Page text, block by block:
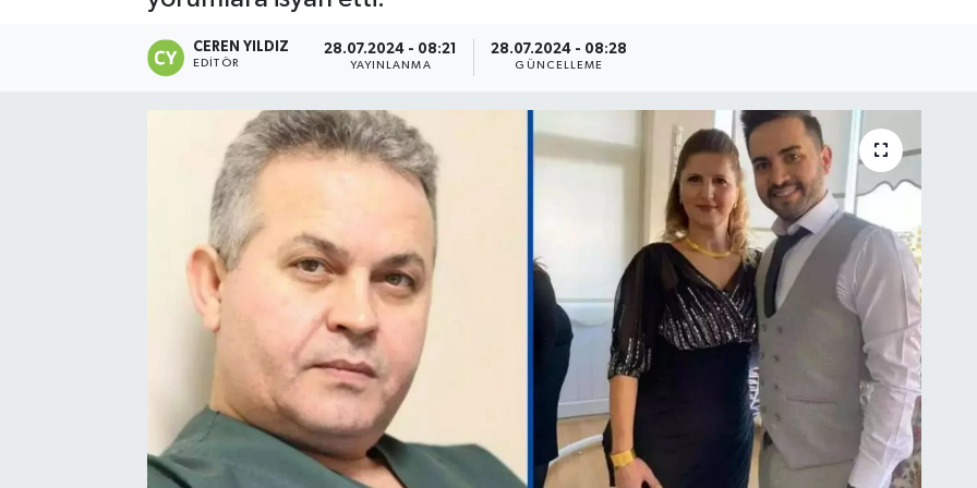
CEREN YILDIZ
EDITÖR
28.07.2024 - 08:21
YAYINLANMA
28.07.2024 - 08:28
GÜNCELLEME